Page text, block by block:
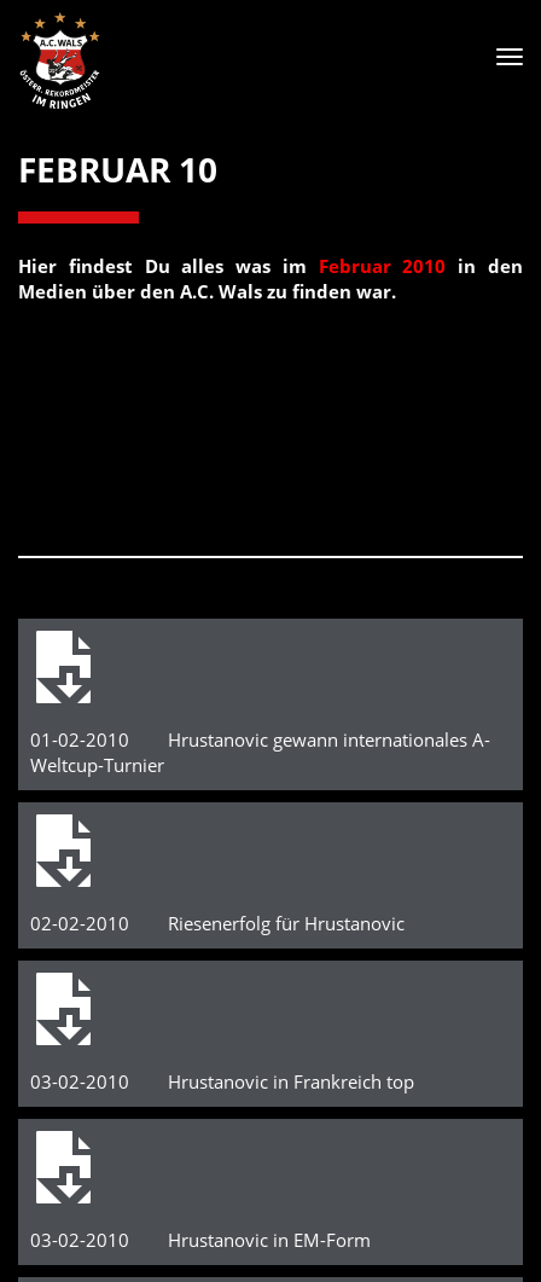
FEBRUAR 10
Hier findest Du alles was im Februar 2010 in den
Medien über den A.C. Wals zu finden war.
01-02-2010 Hrustanovic gewann internationales A-
Weltcup-Turnier
02-02-2010 Riesenerfolg für Hrustanovic
03-02-2010 Hrustanovic in Frankreich top
03-02-2010 Hrustanovic in EM-Form